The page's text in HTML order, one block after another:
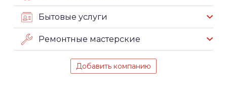
Бытовые услуги
Ремонтные мастерские
Добавить компанию